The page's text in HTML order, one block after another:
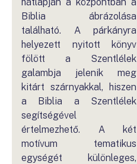
Biblia ábrázolása
található. A párkányra
helyezett nyitott könyv
fölött a Szentlélek
galambja jelenik meg
kitárt szárnyakkal, hiszen
a Biblia a Szentlélek
segítségével
értelmezhető. A két
motívum tematikus
egységét különleges,